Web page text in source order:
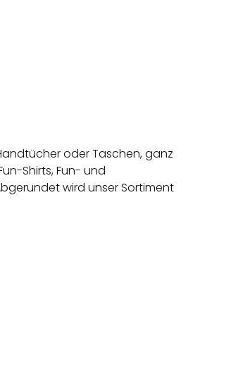
oder Taschen, ganz
Shirts, Fun- und
wird unser Sortiment